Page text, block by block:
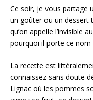
Ce soir, je vous partage
un goûter ou un dessert
qu’on appelle l’invisible
pourquoi il porte ce nom
La recette est
connaissez sans doute
Lignac où les pommes